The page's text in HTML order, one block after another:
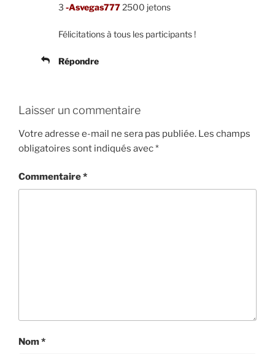
3 -Asvegas7772500 jetons
Félicitations à tous les participants !
Répondre
Laisser un commentaire
Votre adresse e-mail ne sera pas publiée. Les champs
obligatoires sont indiqués avec*
Commentaire*
Nom*